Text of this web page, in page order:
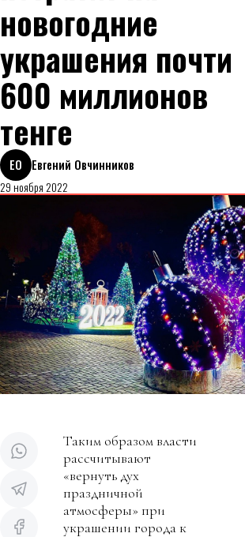
новогодние
украшения почти
600 миллионов
тенге
ЕО
Евгений Овчинников
29 ноября 2022
Таким образом власти
рассчитывают
«вернуть дух
праздничной
атмосферы» при
украшении города к